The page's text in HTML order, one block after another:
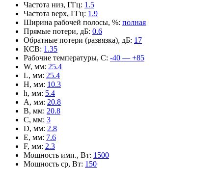
Частота низ, ГГц: 1.5
Частота верх, ГГц: 1.9
Ширина рабочей полосы, %: полная
Прямые потери, дБ: 0.6
Обратные потери (развязка), дБ: 17
КСВ: 1.35
Рабочие температуры, С: -40 — +85
W, мм: 25.4
L, мм: 25.4
H, мм: 10.3
h, мм: 5.4
A, мм: 20.8
B, мм: 20.8
C, мм: 3
D, мм: 2.8
E, мм: 7.6
F, мм: 2.3
Мощность имп., Вт: 1500
Мощность ср, Вт: 150